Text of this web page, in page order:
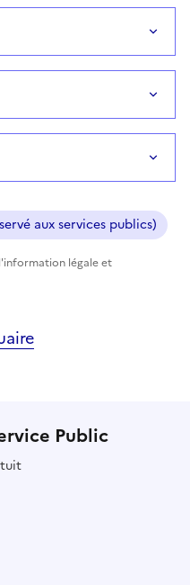
aux services publics)
légale et
Public